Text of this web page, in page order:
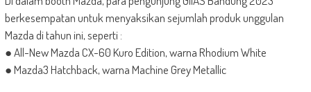
berkesempatan untuk menyaksikan sejumlah produk unggulan
Mazda di tahun ini, seperti :
● All-New Mazda CX-60 Kuro Edition, warna Rhodium White
● Mazda3 Hatchback, warna Machine Grey Metallic